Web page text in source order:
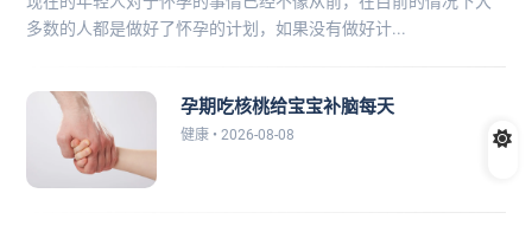
多数的人都是做好了怀孕的计划，如果没有做好计...
孕期吃核桃给宝宝补脑每天
健康 • 2026-08-08